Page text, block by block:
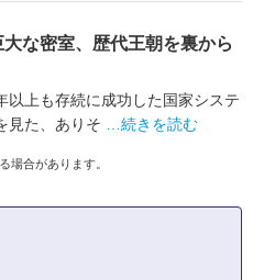
な密室、歴代王朝を裏から
以上も存続に成功した国家システ
見た、ありそ
…続きを読む
場合があります。